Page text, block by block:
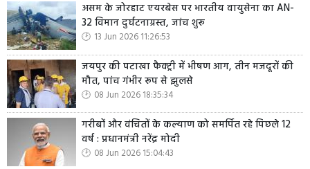
असम के जोरहाट एयरबेस पर भारतीय वायुसेना का AN-
32 विमान दुर्घटनाग्रस्त, जांच शुरू
13 Jun 2026 11:26:53
जयपुर की पटाखा फैक्ट्री में भीषण आग, तीन मजदूरों की
मौत, पांच गंभीर रूप से झुलसे
08 Jun 2026 18:35:34
गरीबों और वंचितों के कल्याण को समर्पित रहे पिछले 12
वर्ष : प्रधानमंत्री नरेंद्र मोदी
08 Jun 2026 15:04:43